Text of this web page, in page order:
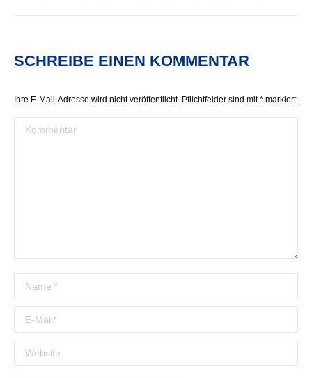
Beitrag:
SCHREIBE EINEN KOMMENTAR
Ihre E-Mail-Adresse wird nicht veröffentlicht. Pflichtfelder sind mit* markiert.
Kommentar
Name *
E-Mail *
Website